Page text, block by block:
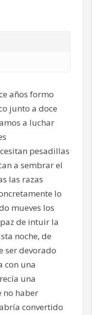
años formo
junto a doce
a luchar
pesadillas
a sembrar el
las razas
lo
mueves los
de intuir la
noche, de
ser devorado
con una
una
no haber
convertido